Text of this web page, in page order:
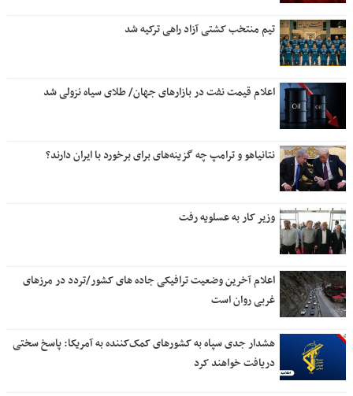
تیم منتخب کشتی آزاد راهی ترکیه شد
اعلام قیمت نفت در بازارهای جهان/ طلای سیاه نزولی شد
نتانیاهو و ترامپ چه گزینه‌های برای برخورد با ایران دارند؟
وزیر کار به عسلویه رفت
اعلام آخرین وضعیت ترافیکی جاده های کشور/تردد در مرزهای
غربی روان است
هشدار جدی سپاه به کشورهای کمک‌کننده به آمریکا: پاسخ سختی
دریافت خواهند کرد